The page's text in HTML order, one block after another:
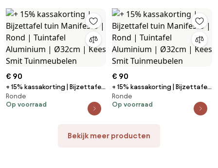
€ 90
+ 15% kassakorting | Bijzettafel
tuin Manifesto | Rond | Tuintafel
Aluminium | Ø32cm | Kees Smit
Ronde
Op voorraad
€ 90
+ 15% kassakorting | Bijzettafel
tuin Manifesto | Rond | Tuintafel
Aluminium | Ø32cm | Kees Smit
Ronde
Op voorraad
Bekijk meer producten